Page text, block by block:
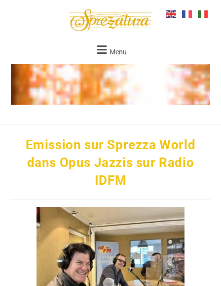
Menu
Emission sur Sprezza World
dans Opus Jazzis sur Radio
IDFM